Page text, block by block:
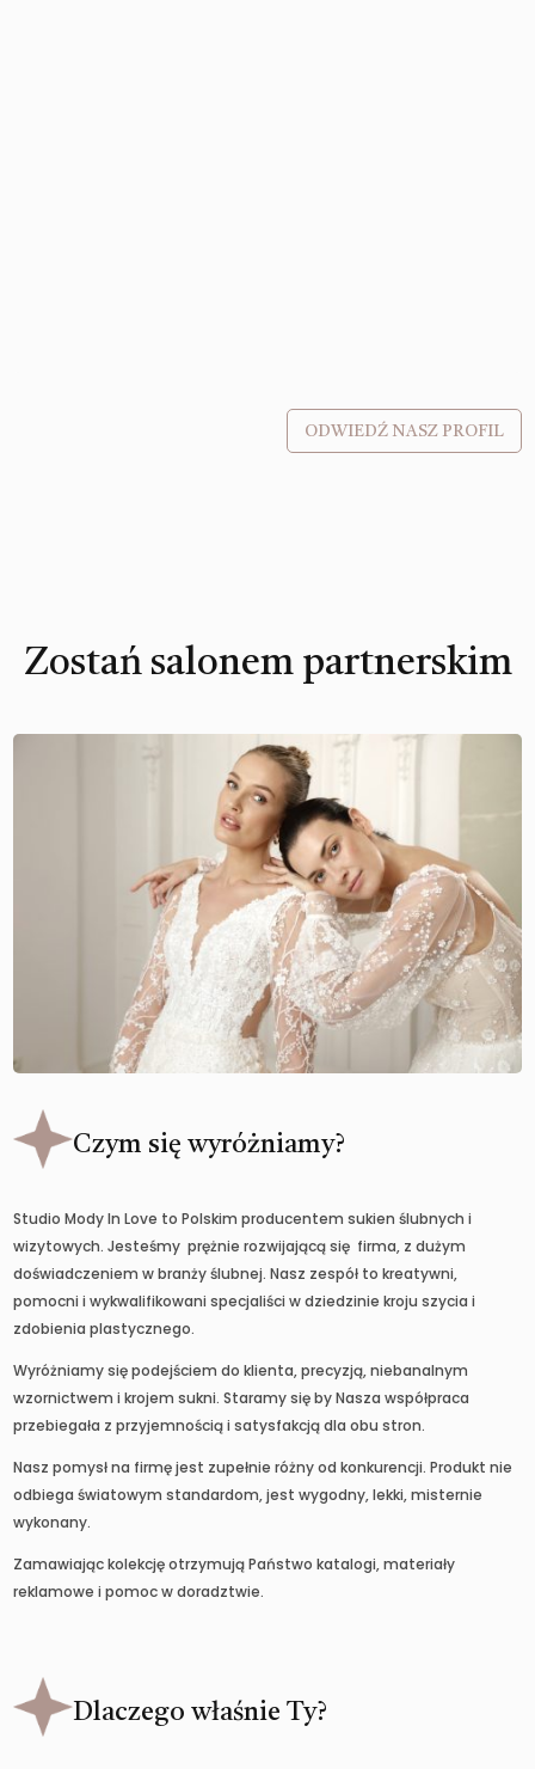
ODWIEDŹ NASZ PROFIL
Zostań salonem partnerskim
Czym się wyróżniamy?
Studio Mody In Love to Polskim producentem sukien ślubnych i
wizytowych. Jesteśmy prężnie rozwijającą się firma, z dużym
doświadczeniem w branży ślubnej. Nasz zespół to kreatywni,
pomocni i wykwalifikowani specjaliści w dziedzinie kroju szycia i
zdobienia plastycznego.
Wyróżniamy się podejściem do klienta, precyzją, niebanalnym
wzornictwem i krojem sukni. Staramy się by Nasza współpraca
przebiegała z przyjemnością i satysfakcją dla obu stron.
Nasz pomysł na firmę jest zupełnie różny od konkurencji. Produkt nie
odbiega światowym standardom, jest wygodny, lekki, misternie
wykonany.
Zamawiając kolekcję otrzymują Państwo katalogi, materiały
reklamowe i pomoc w doradztwie.
Dlaczego właśnie Ty?